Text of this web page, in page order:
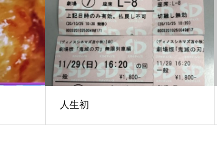
人生初